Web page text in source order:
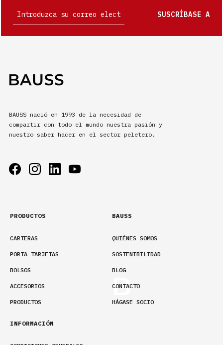
SUSCRÍBASE A
BAUSS nació en 1993 de la necesidad de
compartir con todo el mundo nuestra pasión y
nuestro saber hacer en el sector peletero.
PRODUCTOS
CARTERAS
PORTA TARJETAS
BOLSOS
ACCESORIOS
PRODUCTOS
BAUSS
QUIÉNES SOMOS
SOSTENIBILIDAD
BLOG
CONTACTO
HÁGASE SOCIO
INFORMACIÓN